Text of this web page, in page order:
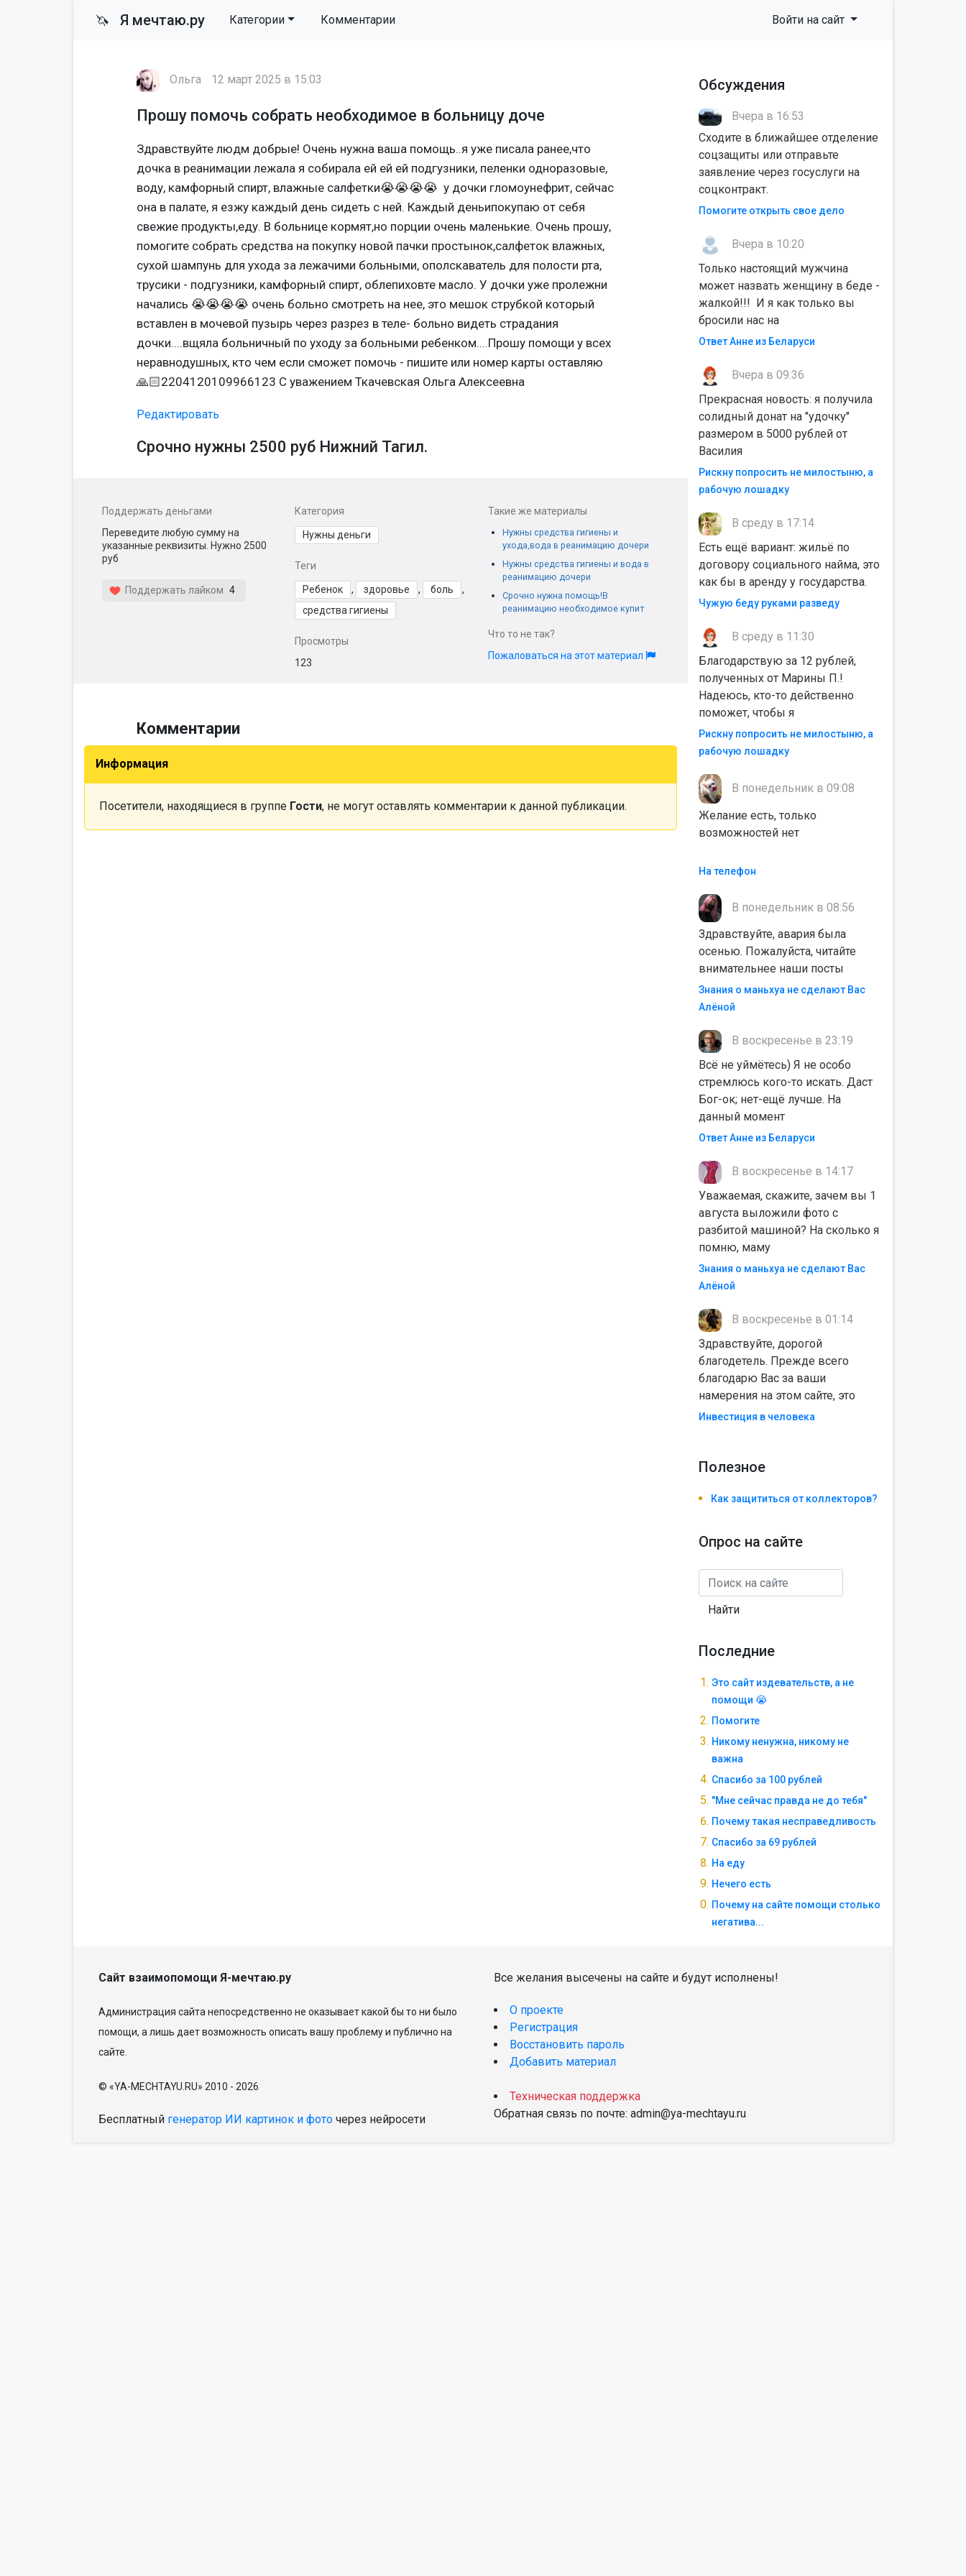
🦄 Я мечтаю.ру Категории Комментарии Войти на сайт
Ольга 12 март 2025 в 15:03
Прошу помочь собрать необходимое в больницу доче
Здравствуйте людм добрые! Очень нужна ваша помощь..я уже писала ранее,что
дочка в реанимации лежала я собирала ей ей ей подгузники, пеленки одноразовые,
воду, камфорный спирт, влажные салфетки😭😭😭😭 у дочки гломоунефрит, сейчас
она в палате, я езжу каждый день сидеть с ней. Каждый деньипокупаю от себя
свежие продукты,еду. В больнице кормят,но порции очень маленькие. Очень прошу,
помогите собрать средства на покупку новой пачки простынок,салфеток влажных,
сухой шампунь для ухода за лежачими больными, ополскаватель для полости рта,
трусики - подгузники, камфорный спирт, облепиховте масло. У дочки уже пролежни
начались 😭😭😭😭 очень больно смотреть на нее, это мешок струбкой который
вставлен в мочевой пузырь через разрез в теле- больно видеть страдания
дочки....вщяла больничный по уходу за больными ребенком....Прошу помощи у всех
неравнодушных, кто чем если сможет помочь - пишите или номер карты оставляю
🙏🏻2204120109966123 С уважением Ткачевская Ольга Алексеевна
Редактировать
Срочно нужны 2500 руб Нижний Тагил.
Поддержать деньгами
Переведите любую сумму на
указанные реквизиты. Нужно 2500
руб
Поддержать лайком 4
Категория
Нужны деньги
Теги
Ребенок , здоровье , боль
,
средства гигиены
Просмотры
123
Такие же материалы
Нужны средства гигиены и
ухода,вода в реанимацию дочери
Нужны средства гигиены и вода в
реанимацию дочери
Срочно нужна помощь!В
реанимацию необходимое купит
Что то не так?
Пожаловаться на этот материал
Комментарии
Информация
Посетители, находящиеся в группе Гости, не могут оставлять комментарии к данной публикации.
Обсуждения
Вчера в 16:53
Сходите в ближайшее отделение
соцзащиты или отправьте
заявление через госуслуги на
соцконтракт.
Помогите открыть свое дело
Вчера в 10:20
Только настоящий мужчина
может назвать женщину в беде -
жалкой!!! И я как только вы
бросили нас на
Ответ Анне из Беларуси
Вчера в 09:36
Прекрасная новость: я получила
солидный донат на "удочку"
размером в 5000 рублей от
Василия
Рискну попросить не милостыню, а
рабочую лошадку
В среду в 17:14
Есть ещё вариант: жильё по
договору социального найма, это
как бы в аренду у государства.
Чужую беду руками разведу
В среду в 11:30
Благодарствую за 12 рублей,
полученных от Марины П.!
Надеюсь, кто-то действенно
поможет, чтобы я
Рискну попросить не милостыню, а
рабочую лошадку
В понедельник в 09:08
Желание есть, только
возможностей нет
На телефон
В понедельник в 08:56
Здравствуйте, авария была
осенью. Пожалуйста, читайте
внимательнее наши посты
Знания о маньхуа не сделают Вас
Алëной
В воскресенье в 23:19
Всё не уймётесь) Я не особо
стремлюсь кого-то искать. Даст
Бог-ок; нет-ещё лучше. На
данный момент
Ответ Анне из Беларуси
В воскресенье в 14:17
Уважаемая, скажите, зачем вы 1
августа выложили фото с
разбитой машиной? На сколько я
помню, маму
Знания о маньхуа не сделают Вас
Алëной
В воскресенье в 01:14
Здравствуйте, дорогой
благодетель. Прежде всего
благодарю Вас за ваши
намерения на этом сайте, это
Инвестиция в человека
Полезноe
Как защититься от коллекторов?
Опрос на сайте
Найти
Последние
Это сайт издевательств, а не
помощи 😭
Помогите
Никому ненужна, никому не
важна
Спасибо за 100 рублей
"Мне сейчас правда не до тебя"
Почему такая несправедливость
Спасибо за 69 рублей
На еду
Нечего есть
Почему на сайте помощи столько
негатива...
Сайт взаимопомощи Я-мечтаю.ру
Администрация сайта непосредственно не оказывает какой бы то ни было
помощи, а лишь дает возможность описать вашу проблему и публично на
сайте.
© «YA-MECHTAYU.RU» 2010 - 2026
Бесплатный генератор ИИ картинок и фото через нейросети
Все желания высечены на сайте и будут исполнены!
О проекте
Регистрация
Восстановить пароль
Добавить материал
Техническая поддержка
Обратная связь по почте: admin@ya-mechtayu.ru